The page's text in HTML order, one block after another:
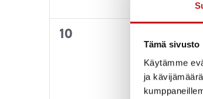
Tämä sivusto
Käytämme
ja
0
10